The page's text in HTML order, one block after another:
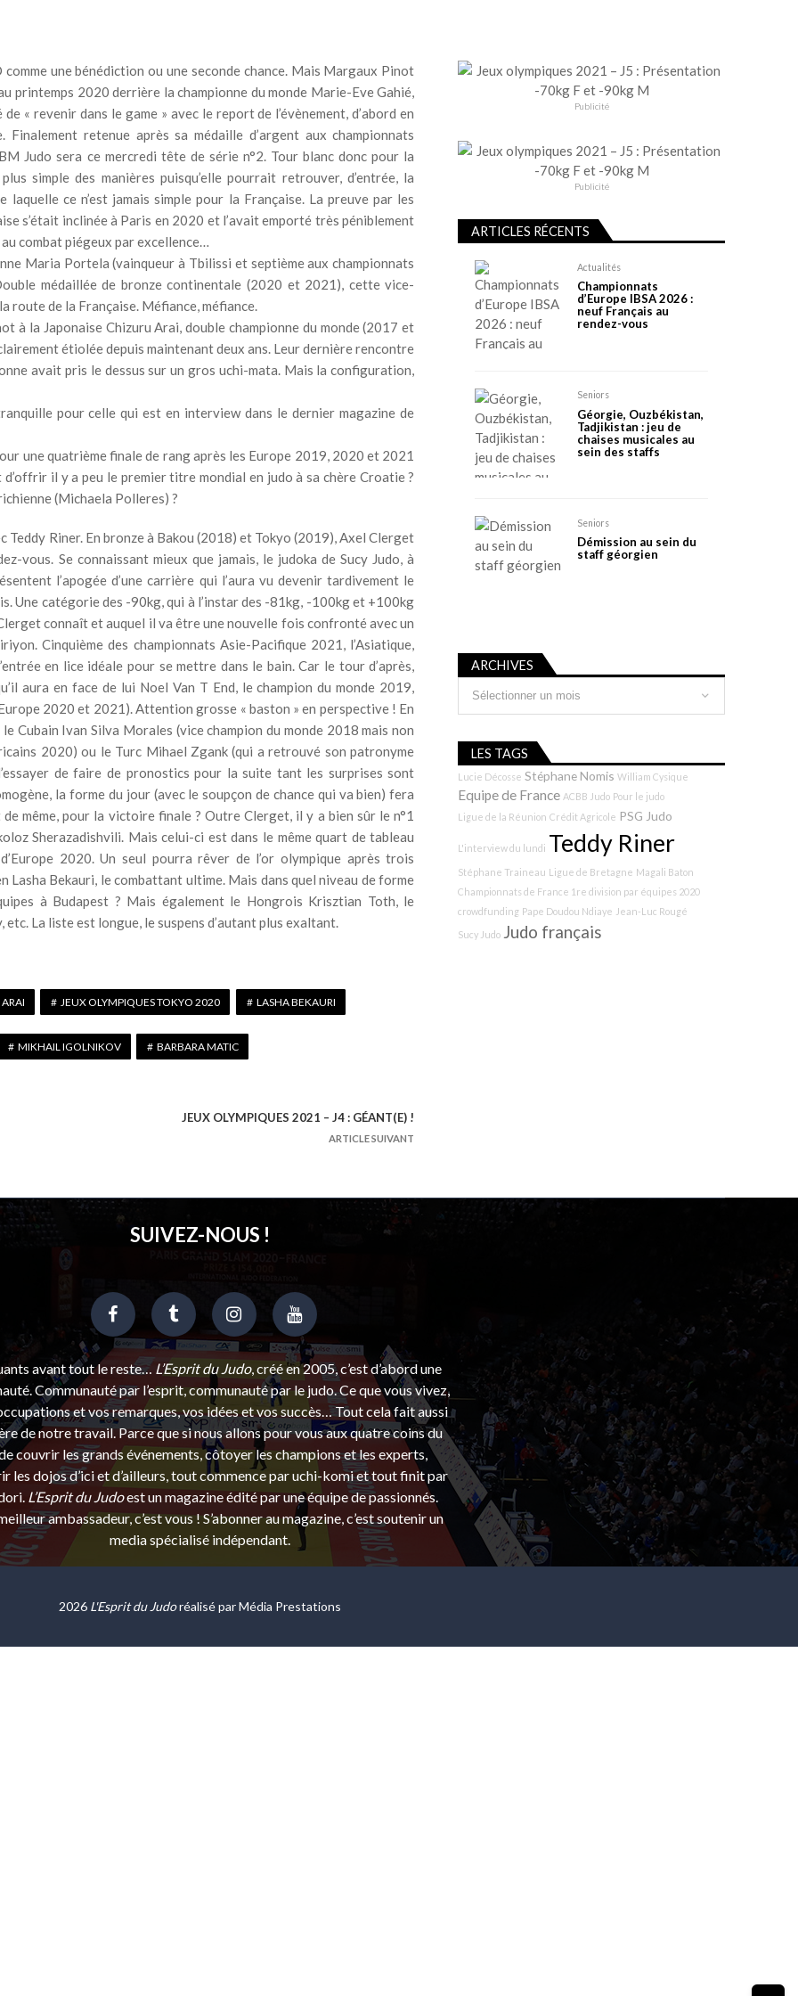
une bénédiction ou une seconde chance. Mais Margaux Pinot
printemps 2020 derrière la championne du monde Marie-Eve Gahié,
« revenir dans le game » avec le report de l’évènement, d’abord en
retenue après sa médaille d’argent aux championnats
Judo sera ce mercredi tête de série n°2. Tour blanc donc pour la
simple des manières puisqu’elle pourrait retrouver, d’entrée, la
ce n’est jamais simple pour la Française. La preuve par les
s’était inclinée à Paris en 2020 et l’avait emporté très péniblement
combat piégeux par excellence…
Maria Portela (vainqueur à Tbilissi et septième aux championnats
médaillée de bronze continentale (2020 et 2021), cette vice-
route de la Française. Méfiance, méfiance.
à la Japonaise Chizuru Arai, double championne du monde (2017 et
étiolée depuis maintenant deux ans. Leur dernière rencontre
avait pris le dessus sur un gros uchi-mata. Mais la configuration,
pour celle qui est en interview dans le dernier magazine de
une quatrième finale de rang après les Europe 2019, 2020 et 2021
il y a peu le premier titre mondial en judo à sa chère Croatie ?
(Michaela Polleres) ?
Teddy Riner. En bronze à Bakou (2018) et Tokyo (2019), Axel Clerget
vous. Se connaissant mieux que jamais, le judoka de Sucy Judo, à
l’apogée d’une carrière qui l’aura vu devenir tardivement le
Une catégorie des -90kg, qui à l’instar des -81kg, -100kg et +100kg
connaît et auquel il va être une nouvelle fois confronté avec un
Cinquième des championnats Asie-Pacifique 2021, l’Asiatique,
en lice idéale pour se mettre dans le bain. Car le tour d’après,
aura en face de lui Noel Van T End, le champion du monde 2019,
2020 et 2021). Attention grosse « baston » en perspective ! En
Ivan Silva Morales (vice champion du monde 2018 mais non
2020) ou le Turc Mihael Zgank (qui a retrouvé son patronyme
de faire de pronostics pour la suite tant les surprises sont
la forme du jour (avec le soupçon de chance qui va bien) fera
même, pour la victoire finale ? Outre Clerget, il y a bien sûr le n°1
Sherazadishvili. Mais celui-ci est dans le même quart de tableau
2020. Un seul pourra rêver de l’or olympique après trois
Lasha Bekauri, le combattant ultime. Mais dans quel niveau de forme
à Budapest ? Mais également le Hongrois Krisztian Toth, le
La liste est longue, le suspens d’autant plus exaltant.
JEUX OLYMPIQUES TOKYO 2020 LASHA BEKAURI
MIKHAIL IGOLNIKOV BARBARA MATIC
JEUX OLYMPIQUES 2021 – J4 : GÉANT(E) !
ARTICLE SUIVANT
Publicité
Publicité
ARTICLES RÉCENTS
Actualités
Championnats
d’Europe IBSA 2026 :
neuf Français au
rendez-vous
Seniors
Géorgie, Ouzbékistan,
Tadjikistan : jeu de
chaises musicales au
sein des staffs
Seniors
Démission au sein du
staff géorgien
ARCHIVES
LES TAGS
Lucie Décosse Stéphane Nomis William Cysique
Equipe de France ACBB Judo Pour le judo
Ligue de la Réunion Crédit Agricole PSG Judo
L'interview du lundi Teddy Riner
Stéphane Traineau Ligue de Bretagne Magali Baton
Championnats de France 1re division par équipes 2020
crowdfunding Pape Doudou Ndiaye Jean-Luc Rougé
Sucy Judo Judo français
SUIVEZ-NOUS !
avant tout le reste… L’Esprit du Judo, créé en 2005, c’est d’abord une
Communauté par l’esprit, communauté par le judo. Ce que vous vivez,
et vos remarques, vos idées et vos succès… Tout cela fait aussi
de notre travail. Parce que si nous allons pour vous aux quatre coins du
couvrir les grands événements, côtoyer les champions et les experts,
les dojos d’ici et d’ailleurs, tout commence par uchi-komi et tout finit par
L’Esprit du Judoest un magazine édité par une équipe de passionnés.
ambassadeur, c’est vous ! S’abonner au magazine, c’est soutenir un
media spécialisé indépendant.
2026 L'Esprit du Judoréalisé parMédia Prestations